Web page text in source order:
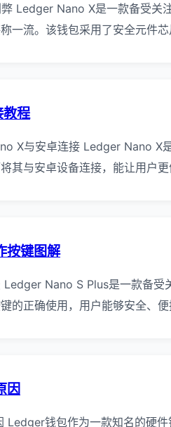
Ledger Nano X是一款备受关
一流。该钱包采用了安全元件
程
X与安卓连接 Ledger Nano X
其与安卓设备连接，能让用户
按键图解
Nano S Plus是一款备
的正确使用，用户能够安全、
因
Ledger钱包作为一款知名的硬